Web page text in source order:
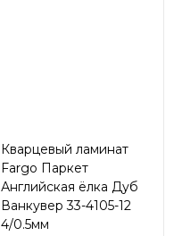
Кварцевый ламинат
Fargo Паркет
Английская ёлка Дуб
Ванкувер 33-4105-12
4/0.5мм